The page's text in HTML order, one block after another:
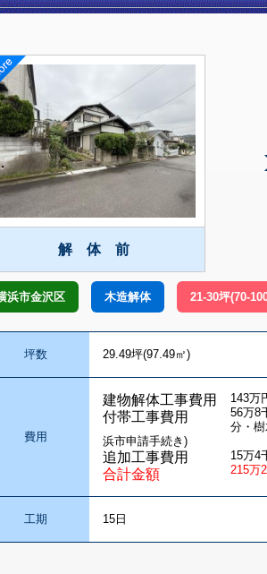
解 体 前
浜市金沢区 木造解体 21-30坪(70-
坪数 29.49坪(97.49㎡)
費用
建物解体工事費用 143万
付帯工事費用
56万8
分・
浜市申請手続き)
追加工事費用 15万4
合計金額 215万
工期 15日